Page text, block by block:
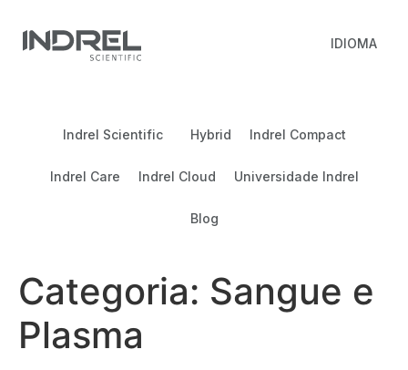
IDIOMA
Indrel Scientific Hybrid Indrel Compact
Indrel Care Indrel Cloud Universidade Indrel
Blog
Categoria: Sangue e
Plasma